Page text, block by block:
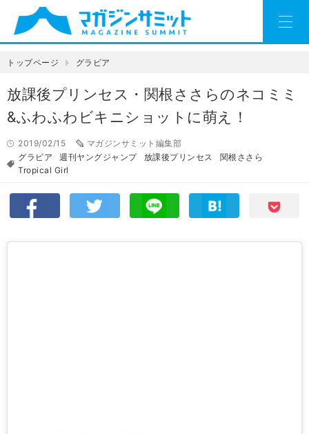
トップページ グラビア
放課後プリンセス・関根ささらのネコミミ
&ふわふわビキニショットに萌え！
2019/02/15
マガジンサミット編集部
グラビア
週刊ヤングジャンプ 放課後プリンセス
関根ささら
Tropical Girl